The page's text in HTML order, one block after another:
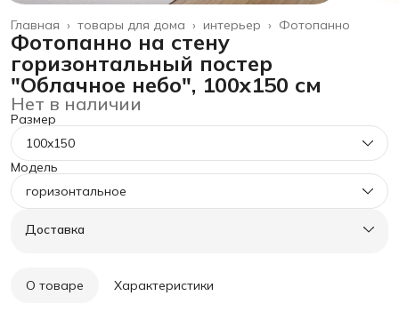
Фотопанно
интерьер ›
товары для дома ›
Главная ›
Фотопанно на стену
горизонтальный постер
"Облачное небо", 100x150 см
Нет в наличии
Размер
100x150
Модель
горизонтальное
Доставка
О товаре Характеристики